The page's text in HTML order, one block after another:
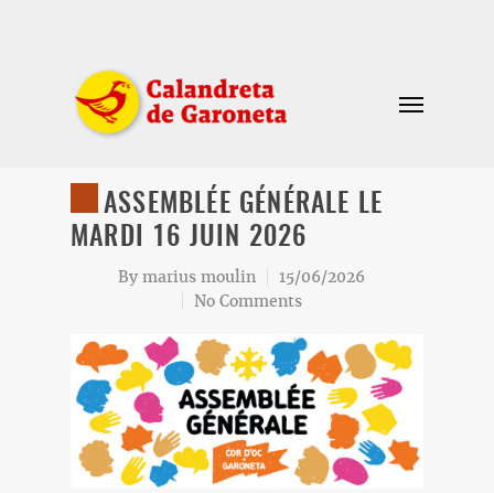
ASSEMBLÉE GÉNÉRALE LE
MARDI 16 JUIN 2026
By marius moulin
15/06/2026
No Comments